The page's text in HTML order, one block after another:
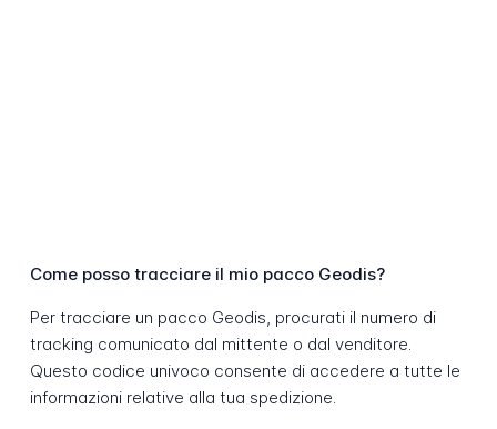
Come posso tracciare il mio pacco Geodis?
Per tracciare un pacco Geodis, procurati il numero di
tracking comunicato dal mittente o dal venditore.
Questo codice univoco consente di accedere a tutte le
informazioni relative alla tua spedizione.